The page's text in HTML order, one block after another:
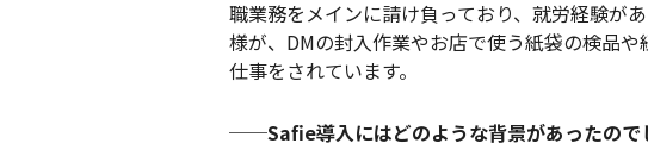
職業務をメインに請け負っており、就労経験が
様が、DMの封入作業やお店で使う紙袋の検品
仕事をされています。
──Safie導入にはどのような背景があったので